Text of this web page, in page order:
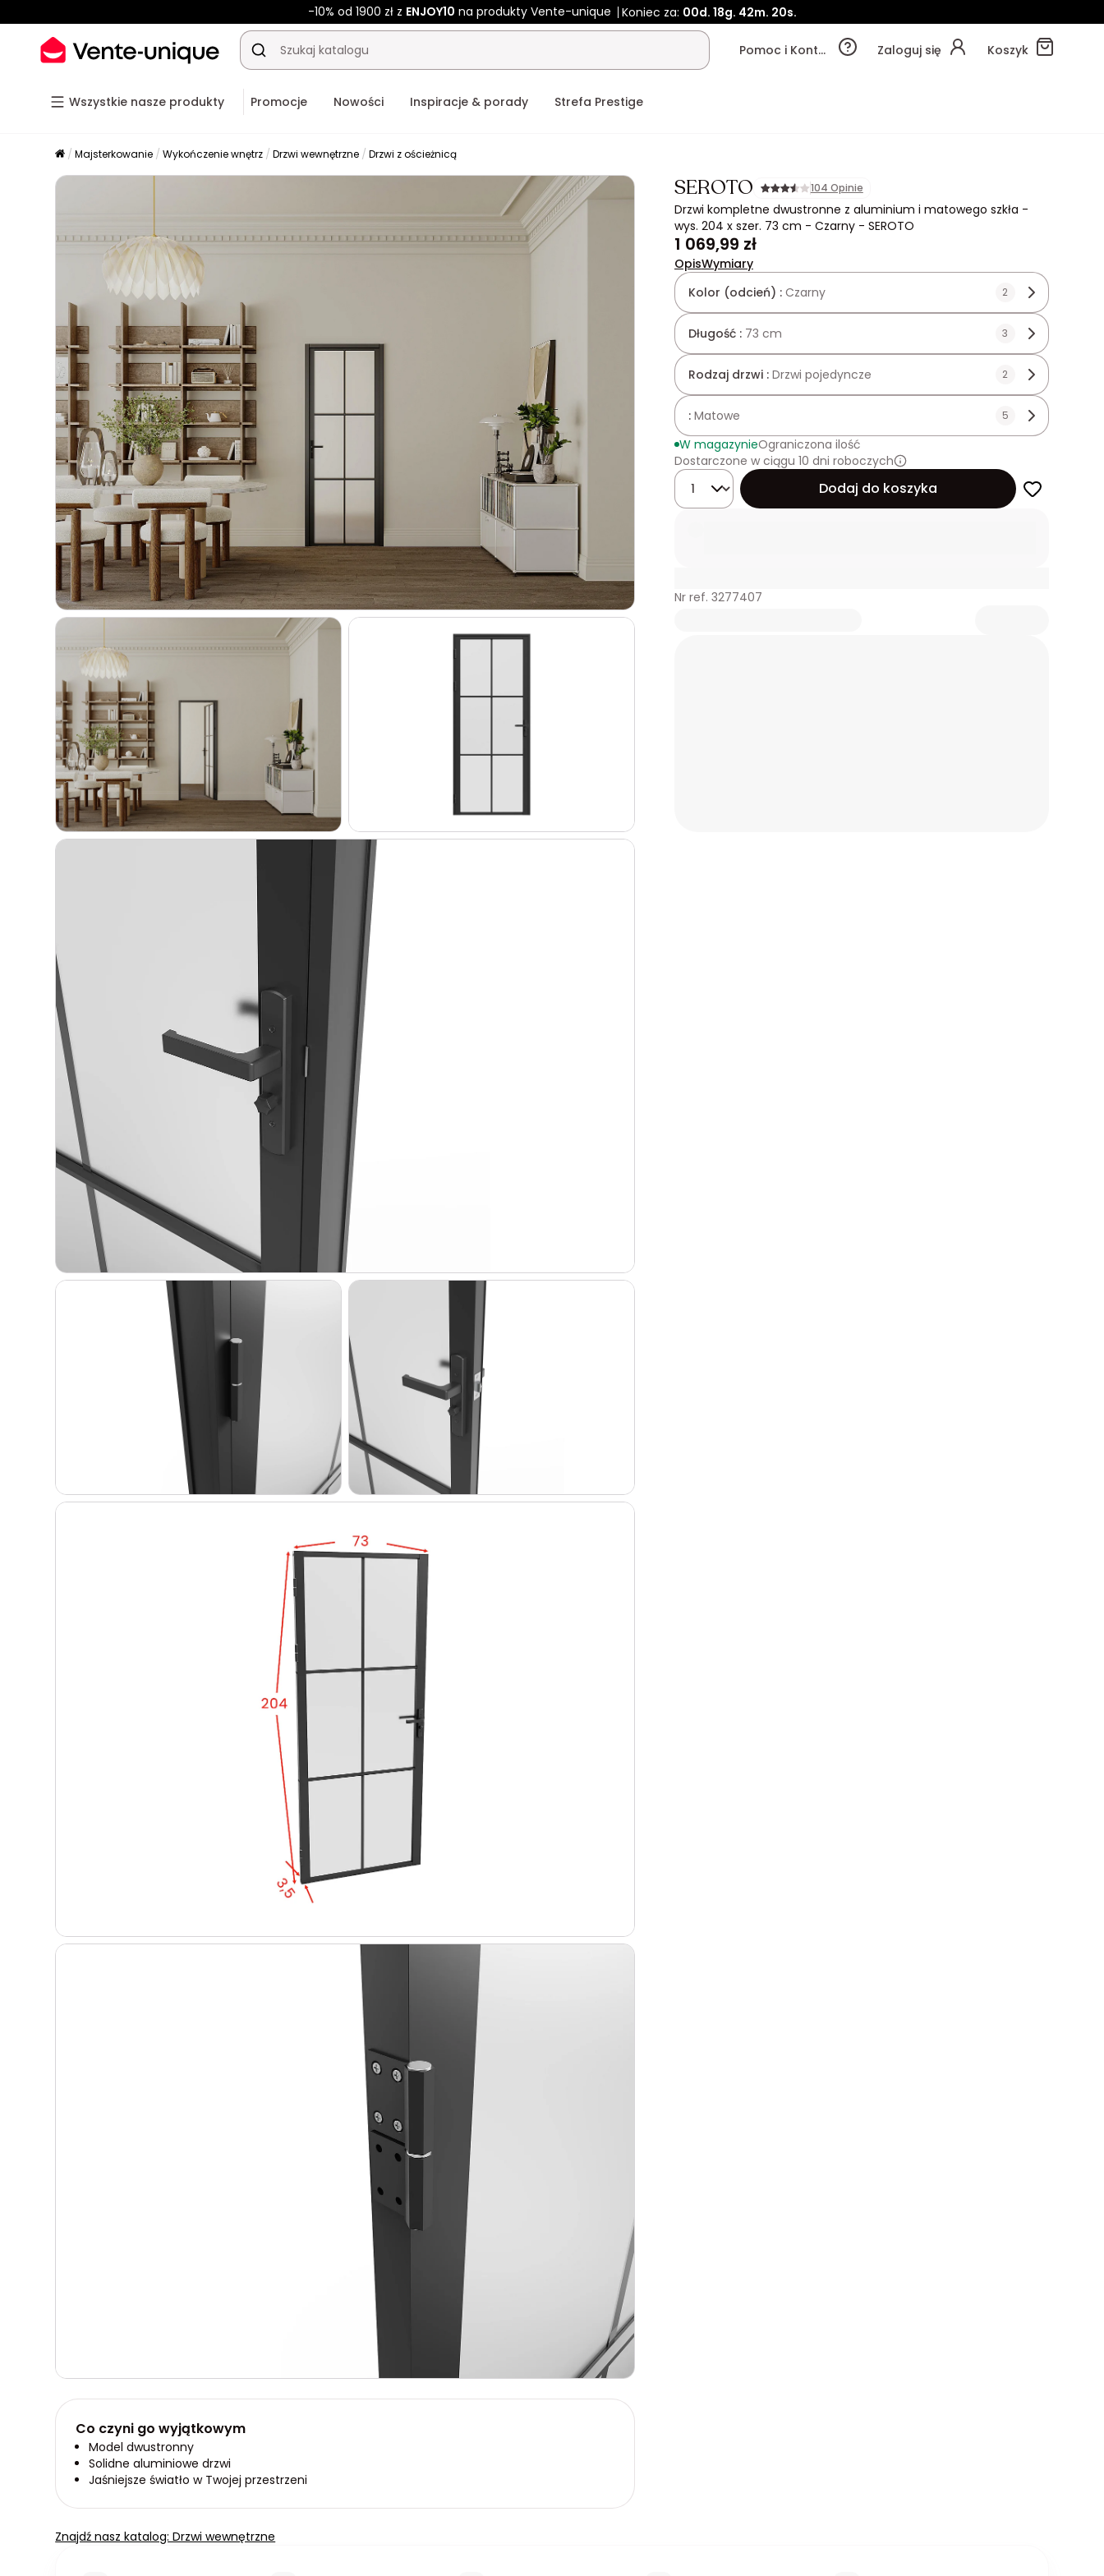
-10% od 1900 zł z ENJOY10 na produkty Vente-unique Koniec za: 00d. 18g. 42m. 20s.
Pomoc i Kontakt Zaloguj się Koszyk
Wszystkie nasze produkty Promocje Nowości Inspiracje & porady Strefa Prestige
Majsterkowanie Wykończenie wnętrz Drzwi wewnętrzne Drzwi z ościeżnicą
SEROTO 104 Opinie
Drzwi kompletne dwustronne z aluminium i matowego szkła -
wys. 204 x szer. 73 cm - Czarny - SEROTO
1 069,99 zł
OpisWymiary
Kolor (odcień) : Czarny 2
Długość : 73 cm 3
Rodzaj drzwi : Drzwi pojedyncze 2
: Matowe 5
W magazynieOgraniczona ilość
Dostarczone w ciągu 10 dni roboczych
Ilość
Dodaj do koszyka
Nr ref. 3277407
Co czyni go wyjątkowym
Model dwustronny
Solidne aluminiowe drzwi
Jaśniejsze światło w Twojej przestrzeni
Znajdź nasz katalog: Drzwi wewnętrzne